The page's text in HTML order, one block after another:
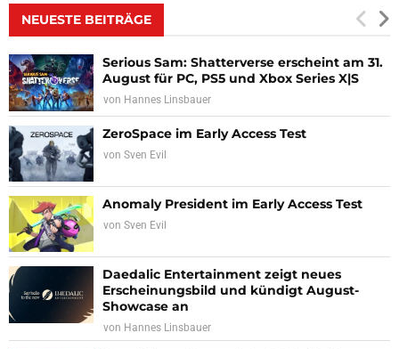
NEUESTE BEITRÄGE
Serious Sam: Shatterverse erscheint am 31.
August für PC, PS5 und Xbox Series X|S
von Hannes Linsbauer
ZeroSpace im Early Access Test
von Sven Evil
Anomaly President im Early Access Test
von Sven Evil
Daedalic Entertainment zeigt neues
Erscheinungsbild und kündigt August-
Showcase an
von Hannes Linsbauer